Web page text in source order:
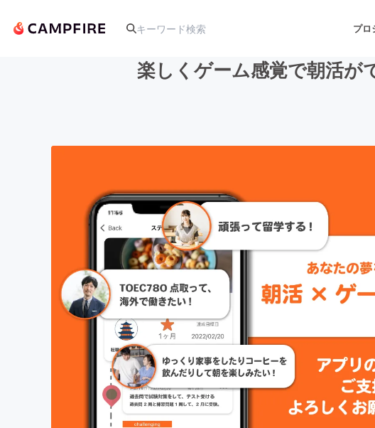
プロ
テクノロジー・ガジェット
映像・映画
ビジネス・起業 チャレン
まちづくり・地域活性化
楽しくゲーム感覚で朝活が